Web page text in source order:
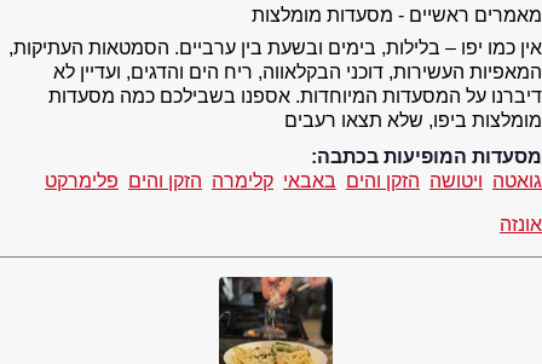
מאמרים ראשיים - מסעדות מומלצות
אין כמו יפו – בלילות, בימים ובשעת בין ערביים. הסמטאות העתיקות,
המאפיות העשירות, דוכני הבקלאווה, ריח הים והדגים, ועדיין לא
דיברנו על המסעדות המיוחדות. אספנו בשבילכם כמה מסעדות
מומלצות ביפו, שלא תצאו רעבים
מסעדות המופיעות בכתבה:
גואטה ויטושה הזקן והים באבאי קלימרה הזקן והים פלימרקט
אונזה